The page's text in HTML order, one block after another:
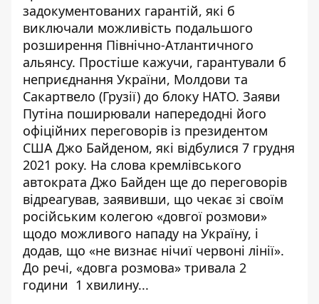
задокументованих гарантій, які б
виключали можливість подальшого
розширення Північно-Атлантичного
альянсу. Простіше кажучи, гарантували б
неприєднання України, Молдови та
Сакартвело (Грузії) до блоку НАТО. Заяви
Путіна поширювали напередодні його
офіційних переговорів із президентом
США Джо Байденом, які відбулися 7 грудня
2021 року. На слова кремлівського
автократа Джо Байден ще до переговорів
відреагував, заявивши, що чекає зі своїм
російським колегою «довгої розмови»
щодо можливого нападу на Україну, і
додав, що «не визнає нічиї червоні лінії».
До речі, «довга розмова» тривала 2
години 1 хвилину...